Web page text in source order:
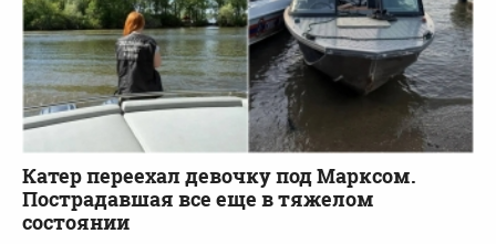
Катер переехал девочку под Марксом.
Пострадавшая все еще в тяжелом
состоянии